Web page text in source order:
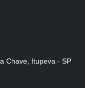
Chave, Itupeva - SP